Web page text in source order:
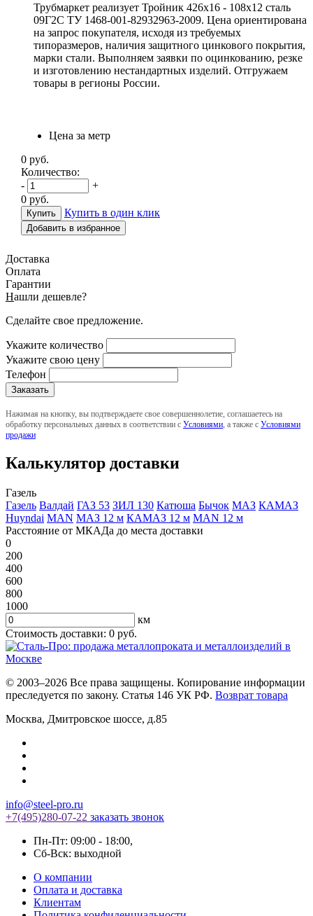
Трубмаркет реализует Тройник 426х16 - 108х12 сталь
09Г2С ТУ 1468-001-82932963-2009. Цена ориентирована
на запрос покупателя, исходя из требуемых
типоразмеров, наличия защитного цинкового покрытия,
марки стали. Выполняем заявки по оцинкованию, резке
и изготовлению нестандартных изделий. Отгружаем
товары в регионы России.
Цена за метр
0 руб.
Количество:
-
+
0 руб.
Купить в один клик
Добавить в избранное
Доставка
Оплата
Гарантии
Нашли дешевле?
Сделайте свое предложение.
Укажите количество
Укажите свою цену
Телефон
Нажимая на кнопку, вы подтверждаете свое совершеннолетие, соглашаетесь на
обработку персональных данных в соответствии с Условиями , а также с Условиями
продажи
Калькулятор доставки
Газель
Газель Валдай ГАЗ 53 ЗИЛ 130 Катюша Бычок МАЗ КАМАЗ
Huyndai MAN МАЗ 12 м КАМАЗ 12 м MAN 12 м
Расстояние от МКАДа до места доставки
0
200
400
600
800
1000
км
Стоимость доставки: 0 руб.
© 2003–2026 Все права защищены. Копирование информации
преследуется по закону. Статья 146 УК РФ. Возврат товара
Москва, Дмитровское шоссе, д.85
info@steel-pro.ru
+7(495)280-07-22 заказать звонок
Пн-Пт: 09:00 - 18:00,
Cб-Вск: выходной
О компании
Оплата и доставка
Клиентам